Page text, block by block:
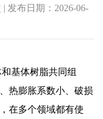
| 发布日期： 2026-06-
基体树脂共同组
热膨胀系数小、破损
在多个领域都有使